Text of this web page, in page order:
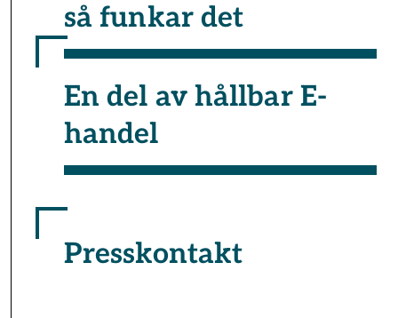
så funkar det
En del av hållbar E-
handel
Presskontakt